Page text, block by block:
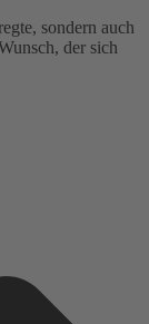
sondern auch
der sich